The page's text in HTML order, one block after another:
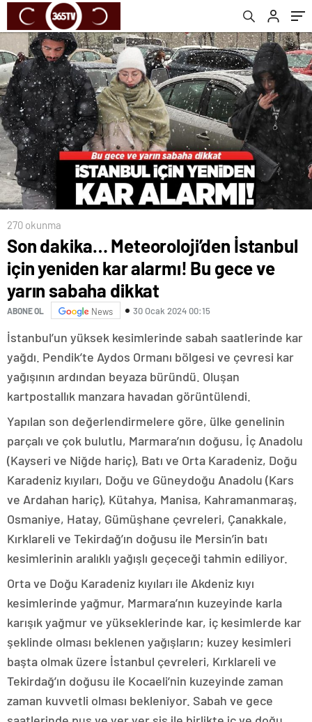
dikkat
270 okunma
Son dakika… Meteoroloji’den İstanbul
için yeniden kar alarmı! Bu gece ve
yarın sabaha dikkat
ABONE OL News 30 Ocak 2024 00:15
İstanbul’un yüksek kesimlerinde sabah saatlerinde kar
yağdı. Pendik’te Aydos Ormanı bölgesi ve çevresi kar
yağışının ardından beyaza büründü. Oluşan
kartpostallık manzara havadan görüntülendi.
Yapılan son değerlendirmelere göre, ülke genelinin
parçalı ve çok bulutlu, Marmara’nın doğusu, İç Anadolu
(Kayseri ve Niğde hariç), Batı ve Orta Karadeniz, Doğu
Karadeniz kıyıları, Doğu ve Güneydoğu Anadolu (Kars
ve Ardahan hariç), Kütahya, Manisa, Kahramanmaraş,
Osmaniye, Hatay, Gümüşhane çevreleri, Çanakkale,
Kırklareli ve Tekirdağ’ın doğusu ile Mersin’in batı
kesimlerinin aralıklı yağışlı geçeceği tahmin ediliyor.
Orta ve Doğu Karadeniz kıyıları ile Akdeniz kıyı
kesimlerinde yağmur, Marmara’nın kuzeyinde karla
karışık yağmur ve yükseklerinde kar, iç kesimlerde kar
şeklinde olması beklenen yağışların; kuzey kesimleri
başta olmak üzere İstanbul çevreleri, Kırklareli ve
Tekirdağ’ın doğusu ile Kocaeli’nin kuzeyinde zaman
zaman kuvvetli olması bekleniyor. Sabah ve gece